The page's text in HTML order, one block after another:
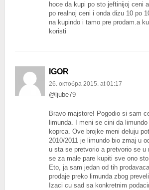
hoce da kupi po sto jeftinijoj ceni
po realnoj ceni i onda dizu 10 po
na kupindo i tamo pre prodam.a
koristi
IGOR
26. октобра 2015. at 01:17
@ljube79
Bravo majstore! Pogodio si sam
limunda. I meni se cini da
koprca. Ove brojke meni deluju
2010/2011 je limundo bio zmaj u
u sta se pretvorio a pretvorio se u
se za male pare kupiti sve ono
Eto, ja sam jedan od tih
prodaje preko limunda zbog
Izaci cu sad sa konkretnim